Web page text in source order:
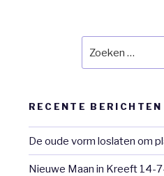
naar:
RECENTE BERICHTEN
De oude vorm loslaten om
Nieuwe Maan in Kreeft 14-